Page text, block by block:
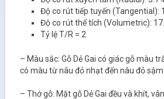
Độ co rút tiếp tuyến (Tangential):
Độ co rút thể tích (Volumetric):
Tỷ lệ T/R = 2
– Màu sắc: Gỗ Dẻ Gai có giác gỗ màu
có màu từ nâu đỏ nhạt đến nâu đỏ sậm.
– Thớ gỗ: Mặt gỗ Dẻ Gai đều và khít,